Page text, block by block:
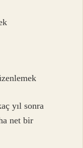
yıl sonra
net bir